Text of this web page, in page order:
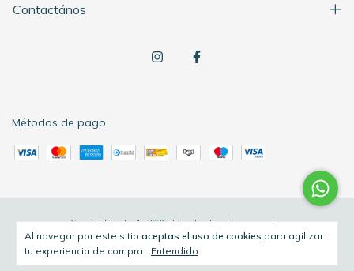
Al navegar por este sitio aceptas el uso de cookies para agilizar
tu experiencia de compra. Entendido
Contactános
Métodos de pago
Copyright Lentes4 - 2026. Todos los derechos reservados.